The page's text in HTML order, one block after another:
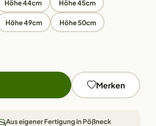
Höhe 44cm Höhe 45cm
Höhe 49cm
Höhe 50cm
Merken
Aus eigener Fertigung in Pößneck